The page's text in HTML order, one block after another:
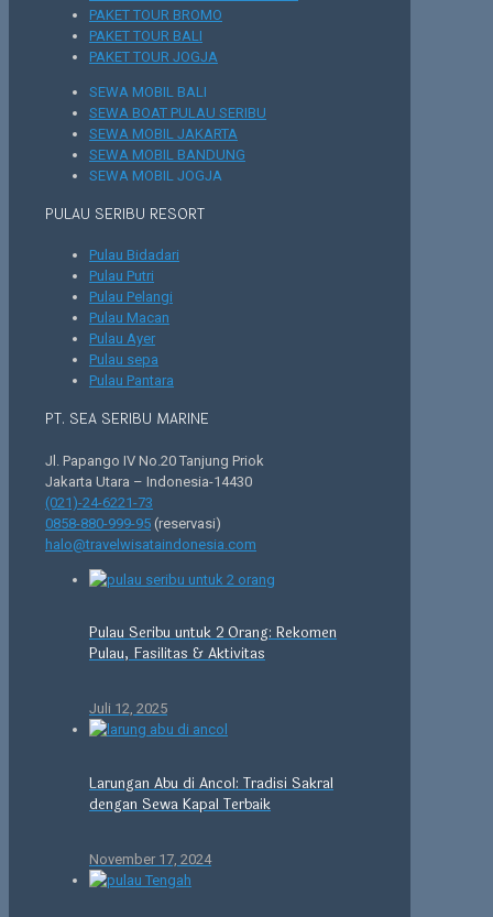
PAKET TOUR BROMO
PAKET TOUR BALI
PAKET TOUR JOGJA
SEWA MOBIL BALI
SEWA BOAT PULAU SERIBU
SEWA MOBIL JAKARTA
SEWA MOBIL BANDUNG
SEWA MOBIL JOGJA
PULAU SERIBU RESORT
Pulau Bidadari
Pulau Putri
Pulau Pelangi
Pulau Macan
Pulau Ayer
Pulau sepa
Pulau Pantara
PT. SEA SERIBU MARINE
Jl. Papango IV No.20 Tanjung Priok
Jakarta Utara – Indonesia-14430
(021)-24-6221-73
0858-880-999-95 (reservasi)
halo@travelwisataindonesia.com
Pulau Seribu untuk 2 Orang: Rekomen
Pulau, Fasilitas & Aktivitas
Juli 12, 2025
Larungan Abu di Ancol: Tradisi Sakral
dengan Sewa Kapal Terbaik
November 17, 2024